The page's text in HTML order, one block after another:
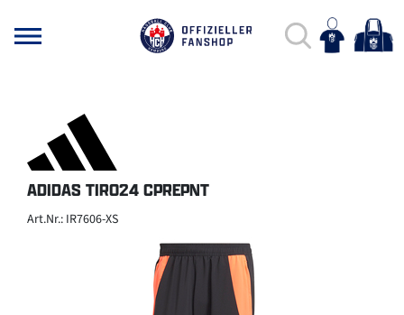
ADIDAS TIRO24 CPREPNT
Art.Nr.: IR7606-XS